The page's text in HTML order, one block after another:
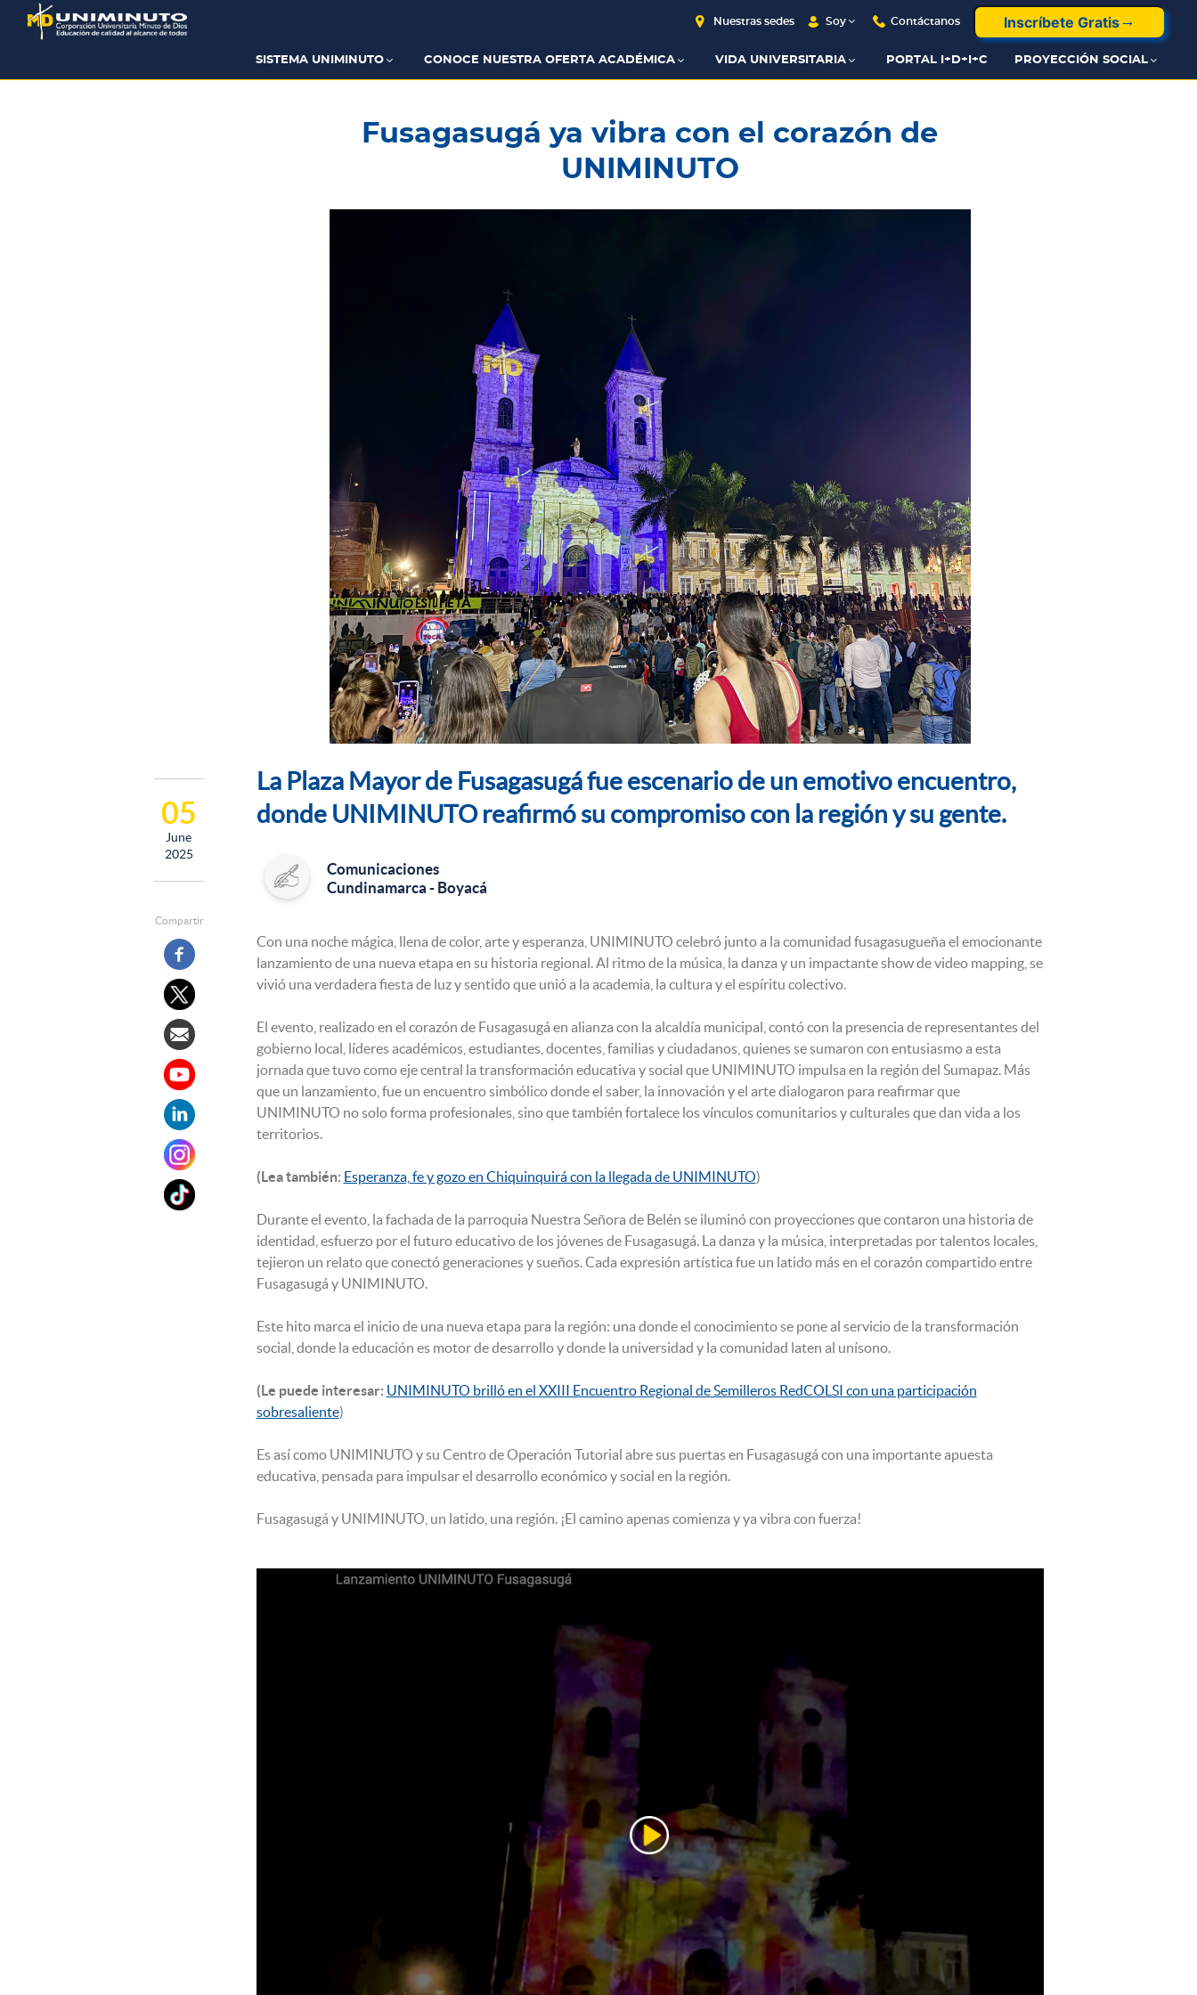
contenido
Nuestras sedes Soy Contáctanos Inscríbete Gratis
SISTEMA UNIMINUTO CONOCE NUESTRA OFERTA ACADÉMICA VIDA UNIVERSITARIA PORTAL I+D+I+C PROYECCIÓN SOCIAL
Fusagasugá ya vibra con el corazón de
UNIMINUTO
La Plaza Mayor de Fusagasugá fue escenario de un emotivo encuentro,
donde UNIMINUTO reafirmó su compromiso con la región y su gente.
Comunicaciones
Cundinamarca - Boyacá
Con una noche mágica, llena de color, arte y esperanza, UNIMINUTO celebró junto a la comunidad fusagasugueña el emocionante
lanzamiento de una nueva etapa en su historia regional. Al ritmo de la música, la danza y un impactante show de video mapping, se
vivió una verdadera fiesta de luz y sentido que unió a la academia, la cultura y el espíritu colectivo.
El evento, realizado en el corazón de Fusagasugá en alianza con la alcaldía municipal, contó con la presencia de representantes del
gobierno local, líderes académicos, estudiantes, docentes, familias y ciudadanos, quienes se sumaron con entusiasmo a esta
jornada que tuvo como eje central la transformación educativa y social que UNIMINUTO impulsa en la región del Sumapaz. Más
que un lanzamiento, fue un encuentro simbólico donde el saber, la innovación y el arte dialogaron para reafirmar que
UNIMINUTO no solo forma profesionales, sino que también fortalece los vínculos comunitarios y culturales que dan vida a los
territorios.
(Lea también: Esperanza, fe y gozo en Chiquinquirá con la llegada de UNIMINUTO)
Durante el evento, la fachada de la parroquia Nuestra Señora de Belén se iluminó con proyecciones que contaron una historia de
identidad, esfuerzo por el futuro educativo de los jóvenes de Fusagasugá. La danza y la música, interpretadas por talentos locales,
tejieron un relato que conectó generaciones y sueños. Cada expresión artística fue un latido más en el corazón compartido entre
Fusagasugá y UNIMINUTO.
Este hito marca el inicio de una nueva etapa para la región: una donde el conocimiento se pone al servicio de la transformación
social, donde la educación es motor de desarrollo y donde la universidad y la comunidad laten al unísono.
(Le puede interesar: UNIMINUTO brilló en el XXIII Encuentro Regional de Semilleros RedCOLSI con una participación
sobresaliente)
Es así como UNIMINUTO y su Centro de Operación Tutorial abre sus puertas en Fusagasugá con una importante apuesta
educativa, pensada para impulsar el desarrollo económico y social en la región.
Fusagasugá y UNIMINUTO, un latido, una región. ¡El camino apenas comienza y ya vibra con fuerza!
05
June
2025
Compartir